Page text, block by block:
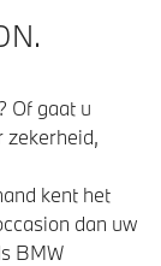
Of gaat u
zekerheid,
kent het
dan uw
BMW